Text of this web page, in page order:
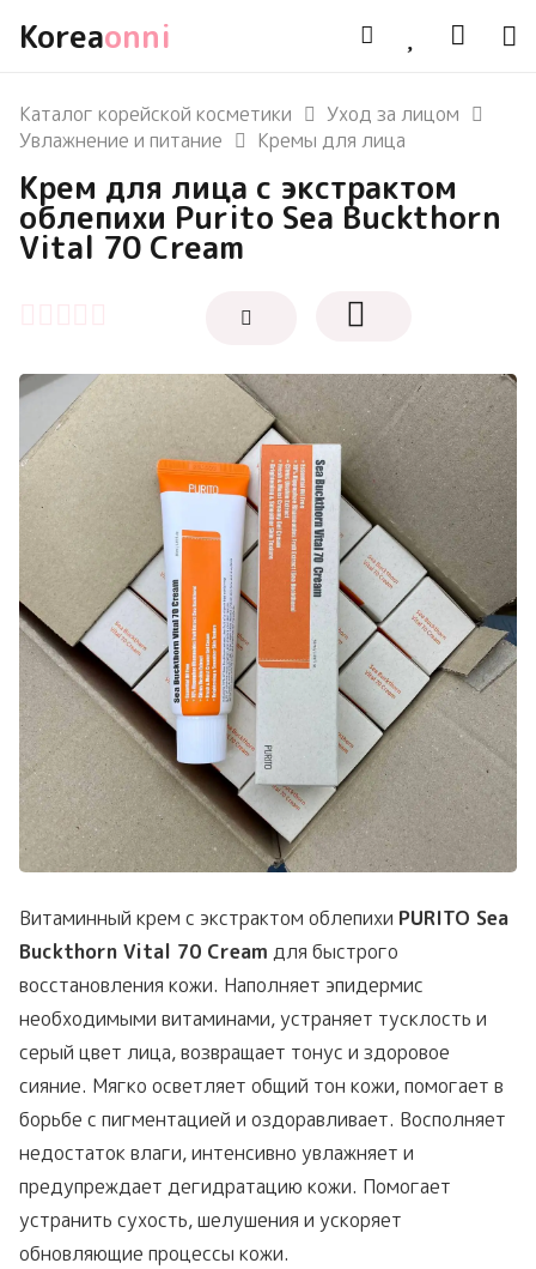
Koreaonni
Каталог корейской косметики
Уход за лицом
Увлажнение и питание
Кремы для лица
Крем для лица с экстрактом
облепихи Purito Sea Buckthorn
Vital 70 Cream
Витаминный крем с экстрактом облепихи PURITO Sea
Buckthorn Vital 70 Cream для быстрого
восстановления кожи. Наполняет эпидермис
необходимыми витаминами, устраняет тусклость и
серый цвет лица, возвращает тонус и здоровое
сияние. Мягко осветляет общий тон кожи, помогает в
борьбе с пигментацией и оздоравливает. Восполняет
недостаток влаги, интенсивно увлажняет и
предупреждает дегидратацию кожи. Помогает
устранить сухость, шелушения и ускоряет
обновляющие процессы кожи.